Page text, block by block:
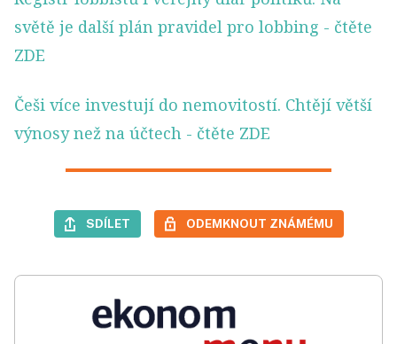
světě je další plán pravidel pro lobbing - čtěte
ZDE
Češi více investují do nemovitostí. Chtějí větší
výnosy než na účtech - čtěte ZDE
SDÍLET ODEMKNOUT ZNÁMÉMU